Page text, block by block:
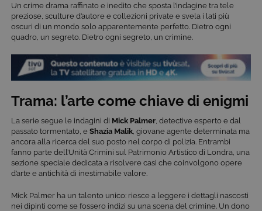
Un crime drama raffinato e inedito che sposta l’indagine tra tele
preziose, sculture d’autore e collezioni private e svela i lati più
oscuri di un mondo solo apparentemente perfetto. Dietro ogni
quadro, un segreto. Dietro ogni segreto, un crimine.
Trama: l’arte come chiave di enigmi
La serie segue le indagini di Mick Palmer , detective esperto e dal
passato tormentato, e Shazia Malik , giovane agente determinata ma
ancora alla ricerca del suo posto nel corpo di polizia. Entrambi
fanno parte dell’Unità Crimini sul Patrimonio Artistico di Londra, una
sezione speciale dedicata a risolvere casi che coinvolgono opere
d’arte e antichità di inestimabile valore.
Mick Palmer ha un talento unico: riesce a leggere i dettagli nascosti
nei dipinti come se fossero indizi su una scena del crimine. Un dono